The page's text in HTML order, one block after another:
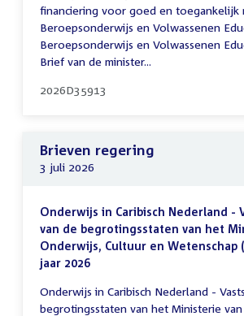
financiering voor goed en toegankelijk
Beroepsonderwijs en Volwassenen
Beroepsonderwijs en Volwassenen
Brief van de minister...
2026D35913
Brieven regering
3 juli 2026
Onderwijs in Caribisch Nederland -
van de begrotingsstaten van het
Onderwijs, Cultuur en Wetenschap
jaar 2026
Onderwijs in Caribisch Nederland -
begrotingsstaten van het Ministerie